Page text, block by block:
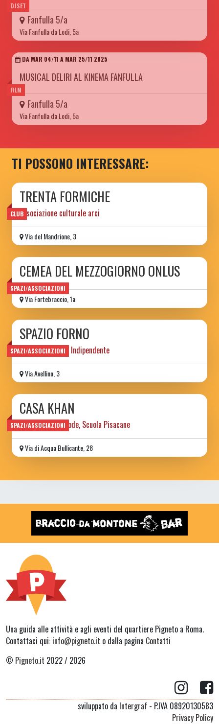
DJSET
Fanfulla 5/a
Via Fanfulla da Lodi, 5a
FILM
DA MAR 04/11 A MAR 25/11 2025
MUSICAL DELIRI AL KINEMA FANFULLA
Fanfulla 5/a
Via Fanfulla da Lodi, 5a
TI POSSONO INTERESSARE:
CLUB
TRENTA FORMICHE
associazione culturale arci
Via del Mandrione, 3
SPAZI/ASSOCIAZIONI
CEMEA DEL MEZZOGIORNO ONLUS
Via Fortebraccio, 1a
SPAZI/ASSOCIAZIONI
SPAZIO FORNO
Spazio Culturare Indipendente
Via Avellino, 3
SPAZI/ASSOCIAZIONI
CASA KHAN
ex casa del custode, Scuola Pisacane
Via di Acqua Bullicante, 28
Una guida alle attività e agli eventi del quartiere Pigneto a Roma.
Contattaci qui: info@pigneto.it o dalla pagina Contatti
© Pigneto.it 2022 / 2026
sviluppato da Intergraf - P.IVA 08920130583
Privacy Policy